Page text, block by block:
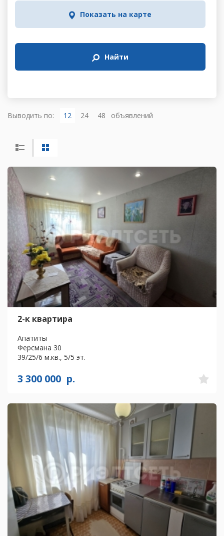
Показать на карте
Найти
Выводить по: 12 24 48 объявлений
2-к квартира
Апатиты
Ферсмана 30
39/25/6 м.кв., 5/5 эт.
3 300 000 р.